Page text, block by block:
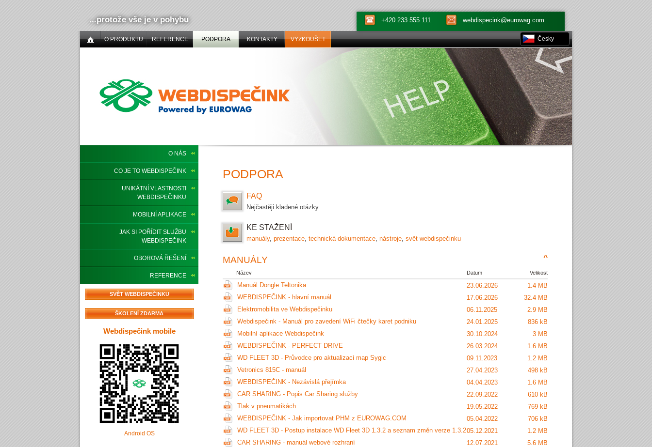
+420 233 555 111 webdispecink@eurowag.com
...protože vše je v pohybu
O PRODUKTU REFERENCE PODPORA KONTAKTY VYZKOUŠET Česky
O NÁS
CO JE TO WEBDISPEČINK
UNIKÁTNÍ VLASTNOSTI
WEBDISPEČINKU
MOBILNÍ APLIKACE
JAK SI POŘÍDIT SLUŽBU
WEBDISPEČINK
OBOROVÁ ŘEŠENÍ
REFERENCE
SVĚT WEBDISPEČINKU
ŠKOLENÍ ZDARMA
Webdispečink mobile
Android OS
PODPORA
FAQ
Nejčastěji kladené otázky
KE STAŽENÍ
manuály, prezentace technická dokumentace nástroje svět webdispečinku
^
MANUÁLY
Název Datum Velikost
Manuál Dongle Teltonika 23.06.2026
1.4 MB
WEBDISPEČINK - hlavní manuál
17.06.2026
32.4 MB
Elektromobilita ve Webdispečinku
06.11.2025
2.9 MB
Webdispečink - Manuál pro zavedení WiFi čtečky karet podniku
24.01.2025
836 kB
Mobilní aplikace Webdispečink
30.10.2024
3 MB
WEBDISPEČINK - PERFECT DRIVE
26.03.2024
1.6 MB
WD FLEET 3D - Průvodce pro aktualizaci map Sygic
09.11.2023
1.2 MB
Vetronics 815C - manuál
27.04.2023
498 kB
WEBDISPEČINK - Nezávislá přejímka
04.04.2023
1.6 MB
CAR SHARING - Popis Car Sharing služby
22.09.2022
610 kB
Tlak v pneumatikách
19.05.2022
769 kB
WEBDISPEČINK - Jak importovat PHM z EUROWAG.COM
05.04.2022
706 kB
WD FLEET 3D - Postup instalace WD Fleet 3D 1.3.2 a seznam změn verze 1.3.205.12.2021
1.2 MB
CAR SHARING - manuál webové rozhraní
12.07.2021
5.6 MB